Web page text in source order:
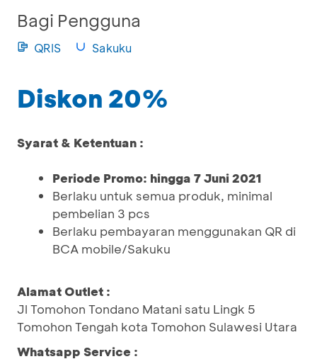
Bagi Pengguna
QRIS Sakuku
Diskon 20%
Syarat & Ketentuan :
Periode Promo: hingga 7 Juni 2021
Berlaku untuk semua produk, minimal
pembelian 3 pcs
Berlaku pembayaran menggunakan QR di
BCA mobile/Sakuku
Alamat Outlet :
Jl Tomohon Tondano Matani satu Lingk 5
Tomohon Tengah kota Tomohon Sulawesi Utara
Whatsapp Service :